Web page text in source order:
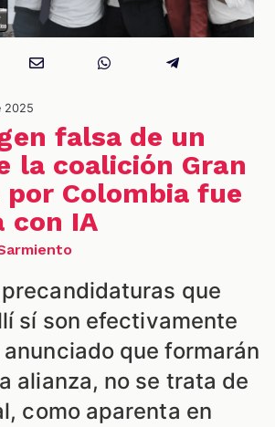
2025
falsa de un
la coalición Gran
por Colombia fue
con IA
que
sí son efectivamente
que formarán
alianza, no se trata de
como aparenta en